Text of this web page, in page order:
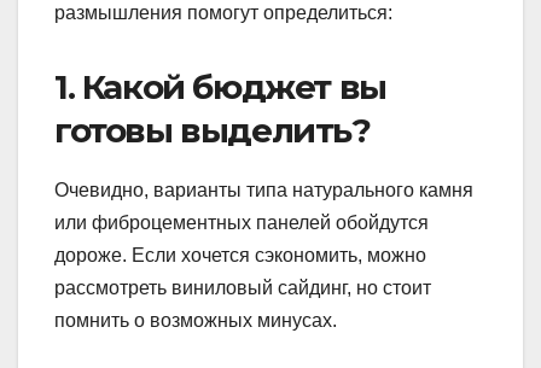
размышления помогут определиться:
1. Какой бюджет вы
готовы выделить?
Очевидно, варианты типа натурального камня
или фиброцементных панелей обойдутся
дороже. Если хочется сэкономить, можно
рассмотреть виниловый сайдинг, но стоит
помнить о возможных минусах.